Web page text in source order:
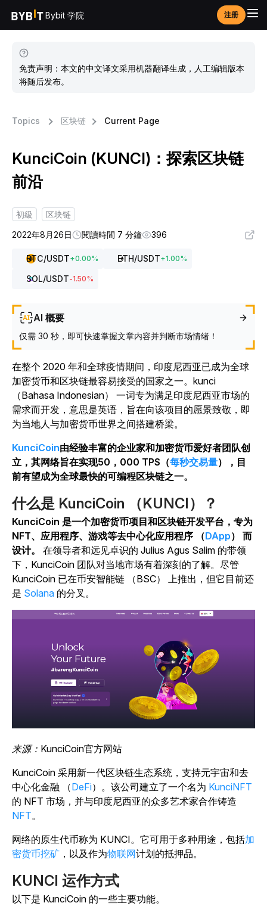
Bybit 学院 注册
免责声明：本文的中文译文采用机器翻译生成，人工编辑版本
将随后发布。
Topics 区块链 Current Page
KunciCoin (KUNCI)：探索区块链
前沿
初級
区块链
2022年8月26日
閱讀時間 7 分鐘 396
BTC/USDT+0.00% ETH/USDT+1.00%
SOL/USDT-1.50%
AI 概要
仅需 30 秒，即可快速掌握文章内容并判断市场情绪！
在整个 2020 年和全球疫情期间，印度尼西亚已成为全球
加密货币和区块链最容易接受的国家之一。 kunci
（Bahasa Indonesian） 一词专为满足印度尼西亚市场的
需求而开发，意思是英语，旨在向该项目的愿景致敬，即
为当地人与加密货币世界之间搭建桥梁。
KunciCoin由经验丰富的企业家和加密货币爱好者团队创
立，其网络旨在实现50，000 TPS（每秒交易量），目
前有望成为全球最快的可编程区块链之一。
什么是 KunciCoin （KUNCI）？
KunciCoin 是一个加密货币项目和区块链开发平台，专为
NFT、应用程序、游戏等去中心化应用程序 （DApp） 而
设计。 在领导者和远见卓识的 Julius Agus Salim 的带领
下，KunciCoin 团队对当地市场有着深刻的了解。尽管
KunciCoin 已在币安智能链 （BSC） 上推出，但它目前还
是 Solana 的分叉。
来源： KunciCoin官方网站
KunciCoin 采用新一代区块链生态系统，支持元宇宙和去
中心化金融 （DeFi）。该公司建立了一个名为 KunciNFT
的 NFT 市场，并与印度尼西亚的众多艺术家合作铸造
NFT。
网络的原生代币称为 KUNCI。它可用于多种用途，包括加
密货币挖矿 ，以及作为物联网计划的抵押品。
KUNCI 运作方式
以下是 KunciCoin 的一些主要功能。